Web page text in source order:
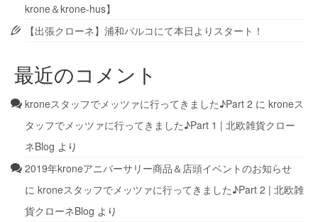
krone＆krone-hus】
【出張クローネ】浦和パルコにて本日よりスタート！
最近のコメント
kroneスタッフでメッツァに行ってきました♪Part 2 に kroneス
タッフでメッツァに行ってきました♪Part 1 | 北欧雑貨クロー
ネBlog より
2019年kroneアニバーサリー商品＆店頭イベントのお知らせ
に kroneスタッフでメッツァに行ってきました♪Part 2 | 北欧雑
貨クローネBlog より